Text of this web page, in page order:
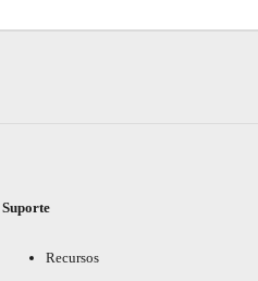
Suporte
Recursos